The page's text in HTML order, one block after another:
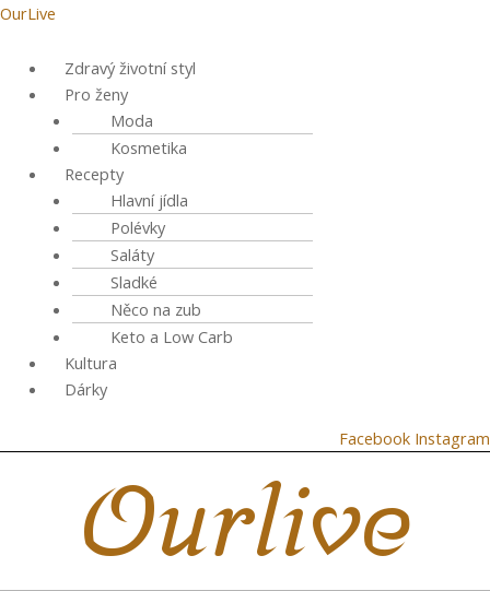
Přeskočit
obsah
OurLive
Menu
Zdravý životní styl
Pro ženy
Moda
Kosmetika
Recepty
Hlavní jídla
Polévky
Saláty
Sladké
Něco na zub
Keto a Low Carb
Kultura
Dárky
Facebook Instagram
Ourlive